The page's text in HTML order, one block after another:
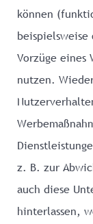
können
Vorzüge eines
nutzen.
z. B. zur
auch diese
hinterlassen,